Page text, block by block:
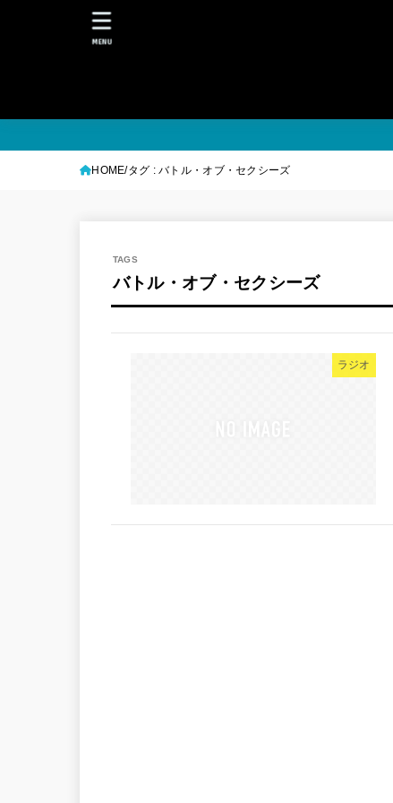
MENU
HOME タグ : バトル・オブ・セクシーズ
バトル・オブ・セクシーズ
ラジオ